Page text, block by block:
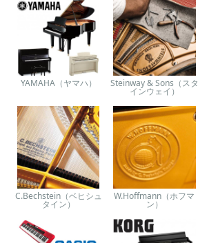
YAMAHA（ヤマハ） Steinway & Sons（スタ
インウェイ）
C.Bechstein（ベヒシュ
タイン）
W.Hoffmann（ホフマ
ン）